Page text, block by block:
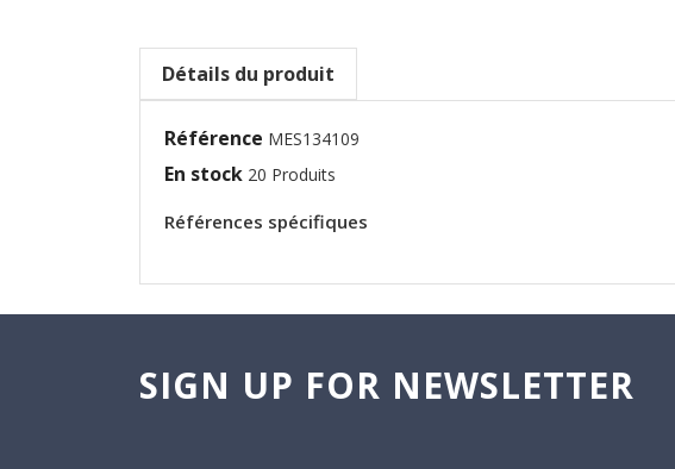
Détails du produit
Référence MES134109
En stock 20 Produits
Références spécifiques
SIGN UP FOR NEWSLETTER